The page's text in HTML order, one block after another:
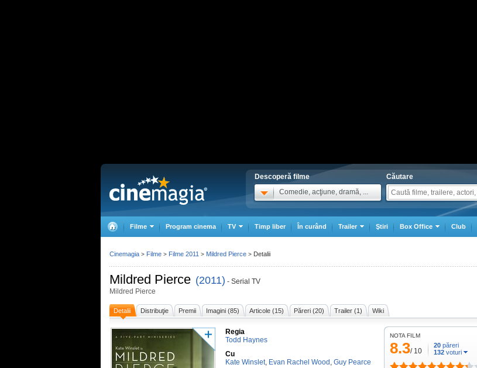
Descoperă filme
Comedie, acţiune, dramă, ...
Căutare
Filme Program cinema TV Timp liber În curând Trailer Ştiri Box Office Club
Mildred Pierce (2011) - Serial TV
Mildred Pierce
Detalii Distribuţie Premii Imagini (85) Articole (15) Păreri (20) Trailer (1) Wiki
Regia
Todd Haynes
Cu
Kate Winslet, Evan Rachel Wood , Guy Pearce
NOTA FILM
8.3/ 10
20 păreri
132 voturi
Cinemagia > Filme > Filme 2011 > Mildred Pierce > Detalii